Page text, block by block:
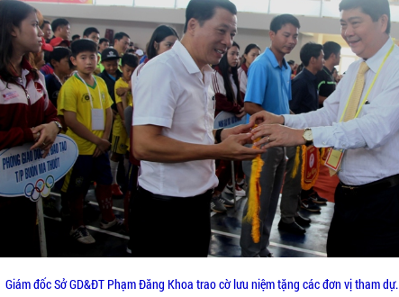
Giám đốc Sở GD&ĐT Phạm Đăng Khoa trao cờ lưu niệm tặng các đơn vị tham dự.